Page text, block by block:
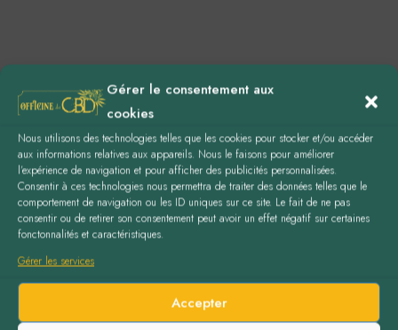
Gérer le consentement aux
cookies
Nous utilisons des technologies telles que les cookies pour stocker et/ou accéder
aux informations relatives aux appareils. Nous le faisons pour améliorer
l’expérience de navigation et pour afficher des publicités personnalisées.
Consentir à ces technologies nous permettra de traiter des données telles que le
comportement de navigation ou les ID uniques sur ce site. Le fait de ne pas
consentir ou de retirer son consentement peut avoir un effet négatif sur certaines
fonctonnalités et caractéristiques.
Gérer les services
Accepter
Sherman Warner
Grace Flynn
TECHNICIAN